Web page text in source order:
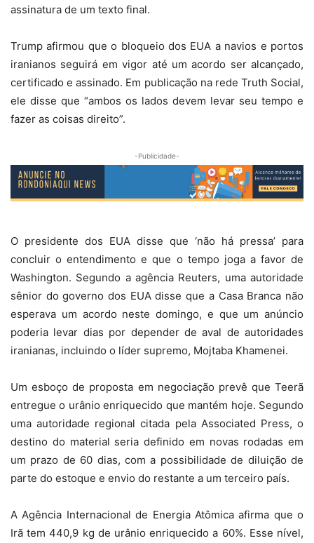
assinatura de um texto final.
Trump afirmou que o bloqueio dos EUA a navios e portos
iranianos seguirá em vigor até um acordo ser alcançado,
certificado e assinado. Em publicação na rede Truth Social,
ele disse que “ambos os lados devem levar seu tempo e
fazer as coisas direito”.
-Publicidade-
O presidente dos EUA disse que ‘não há pressa’ para
concluir o entendimento e que o tempo joga a favor de
Washington. Segundo a agência Reuters, uma autoridade
sênior do governo dos EUA disse que a Casa Branca não
esperava um acordo neste domingo, e que um anúncio
poderia levar dias por depender de aval de autoridades
iranianas, incluindo o líder supremo, Mojtaba Khamenei.
Um esboço de proposta em negociação prevê que Teerã
entregue o urânio enriquecido que mantém hoje. Segundo
uma autoridade regional citada pela Associated Press, o
destino do material seria definido em novas rodadas em
um prazo de 60 dias, com a possibilidade de diluição de
parte do estoque e envio do restante a um terceiro país.
A Agência Internacional de Energia Atômica afirma que o
Irã tem 440,9 kg de urânio enriquecido a 60%. Esse nível,